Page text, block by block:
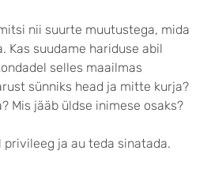
nii suurte muutustega, mida
Kas suudame hariduse abil
selles maailmas
sünniks head ja mitte kurja?
Mis jääb üldse inimese osaks?
privileeg ja au teda sinatada.